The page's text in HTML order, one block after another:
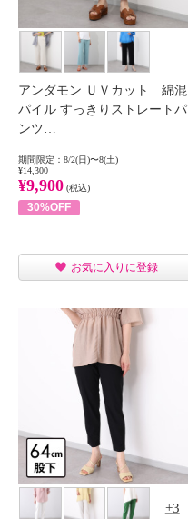
アンダモン ＵＶカット 綿混
パイル すっきりストレートパ
ンツ…
期間限定：8/2(日)〜8(土)
¥14,300
¥9,900 (税込)
30%OFF
お気に入りに登録
3